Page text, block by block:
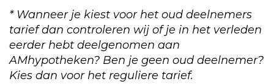
* Wanneer je kiest voor het oud deelnemers
tarief dan controleren wij of je in het verleden
eerder hebt deelgenomen aan
AMhypotheken? Ben je geen oud deelnemer?
Kies dan voor het reguliere tarief.